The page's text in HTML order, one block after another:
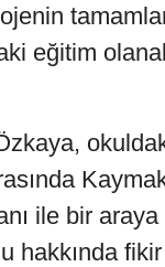
eğitim
ile bir
hakkında